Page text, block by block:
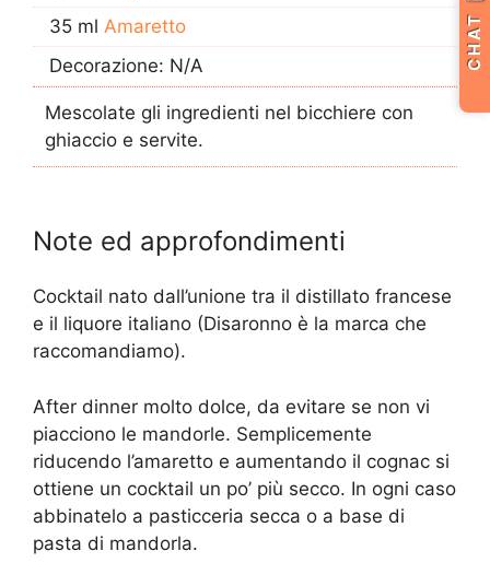
35 ml Amaretto
Decorazione: N/A
Mescolate gli ingredienti nel bicchiere con
ghiaccio e servite.
Note ed approfondimenti
Cocktail nato dall’unione tra il distillato francese
e il liquore italiano (Disaronno è la marca che
raccomandiamo).
After dinner molto dolce, da evitare se non vi
piacciono le mandorle. Semplicemente
riducendo l’amaretto e aumentando il cognac si
ottiene un cocktail un po’ più secco. In ogni caso
abbinatelo a pasticceria secca o a base di
pasta di mandorla.
CHAT